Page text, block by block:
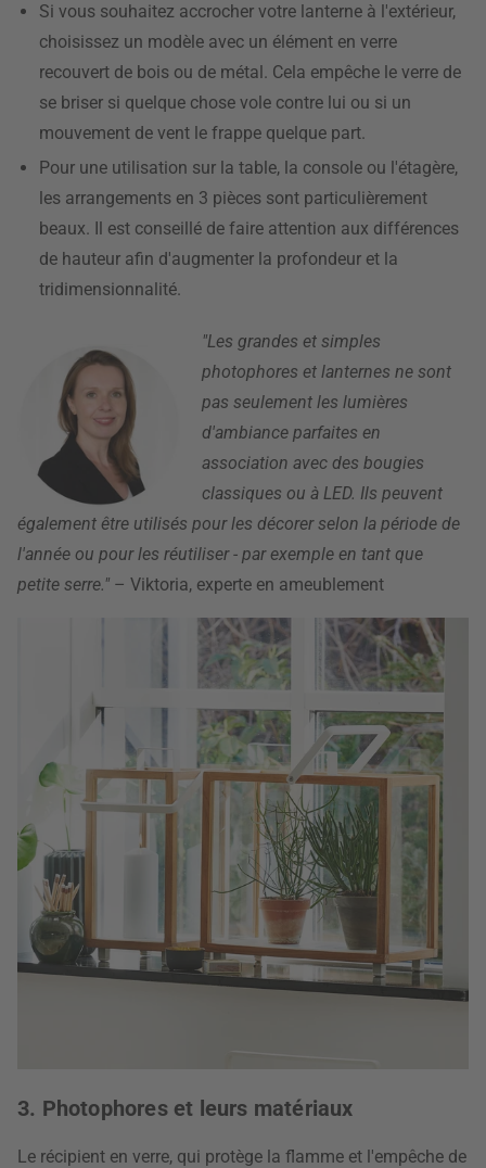
Si vous souhaitez accrocher votre lanterne à l'extérieur,
choisissez un modèle avec un élément en verre
recouvert de bois ou de métal. Cela empêche le verre de
se briser si quelque chose vole contre lui ou si un
mouvement de vent le frappe quelque part.
Pour une utilisation sur la table, la console ou l'étagère,
les arrangements en 3 pièces sont particulièrement
beaux. Il est conseillé de faire attention aux différences
de hauteur afin d'augmenter la profondeur et la
tridimensionnalité.
"Les grandes et simples
photophores et lanternes ne sont
pas seulement les lumières
d'ambiance parfaites en
association avec des bougies
classiques ou à LED. Ils peuvent
également être utilisés pour les décorer selon la période de
l'année ou pour les réutiliser - par exemple en tant que
petite serre." – Viktoria, experte en ameublement
3. Photophores et leurs matériaux
Le récipient en verre, qui protège la flamme et l'empêche de